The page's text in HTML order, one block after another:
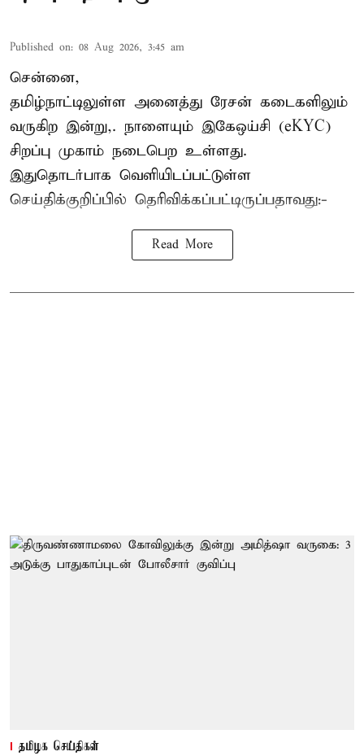
Published on: 08 Aug 2026, 3:45 am
சென்னை,
தமிழ்நாட்டிலுள்ள அனைத்து ரேசன் கடைகளிலும்
வருகிற இன்று,. நாளையும் இகேஒய்சி (eKYC)
சிறப்பு முகாம் நடைபெற உள்ளது.
இதுதொடர்பாக வெளியிடப்பட்டுள்ள
செய்திக்குறிப்பில் தெரிவிக்கப்பட்டிருப்பதாவது:-
Read More
தமிழக செய்திகள்